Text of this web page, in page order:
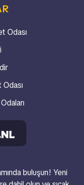
Odası
buluşun! Yeni